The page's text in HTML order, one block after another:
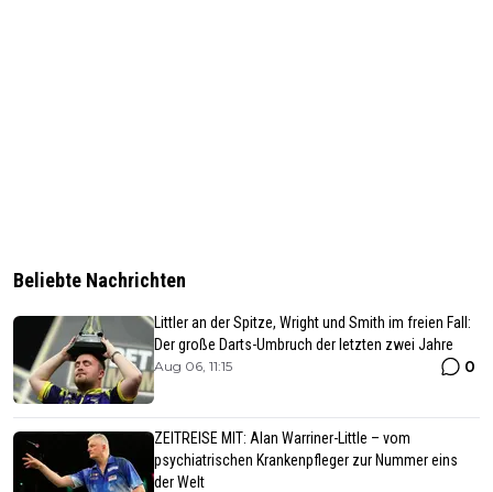
Beliebte Nachrichten
Littler an der Spitze, Wright und Smith im freien Fall:
Der große Darts-Umbruch der letzten zwei Jahre
Aug 06, 11:15 0
ZEITREISE MIT: Alan Warriner-Little – vom
psychiatrischen Krankenpfleger zur Nummer eins
der Welt